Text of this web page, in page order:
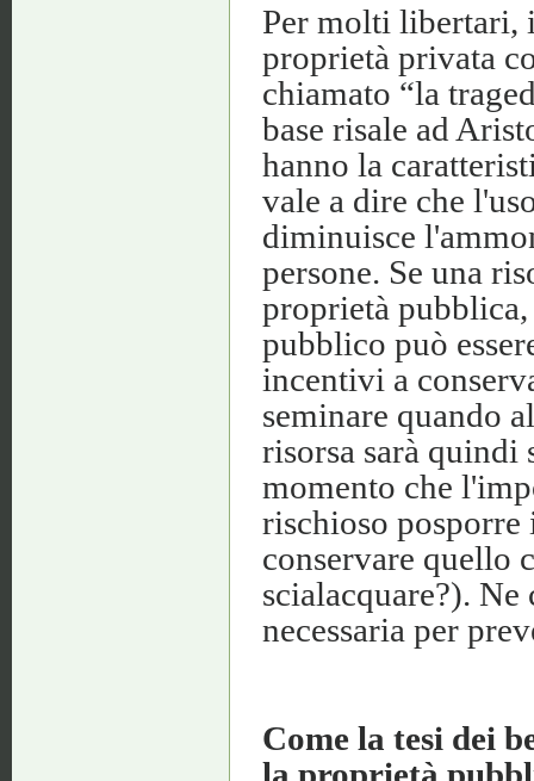
Per molti libertari,
proprietà privata
chiamato “la
base risale ad
hanno la
vale a dire che
diminuisce
persone. Se una
proprietà
pubblico può
incentivi a
seminare quando
risorsa sarà quindi
momento che
rischioso
conservare quello
scialacquare?).
necessaria per
Come la tesi dei